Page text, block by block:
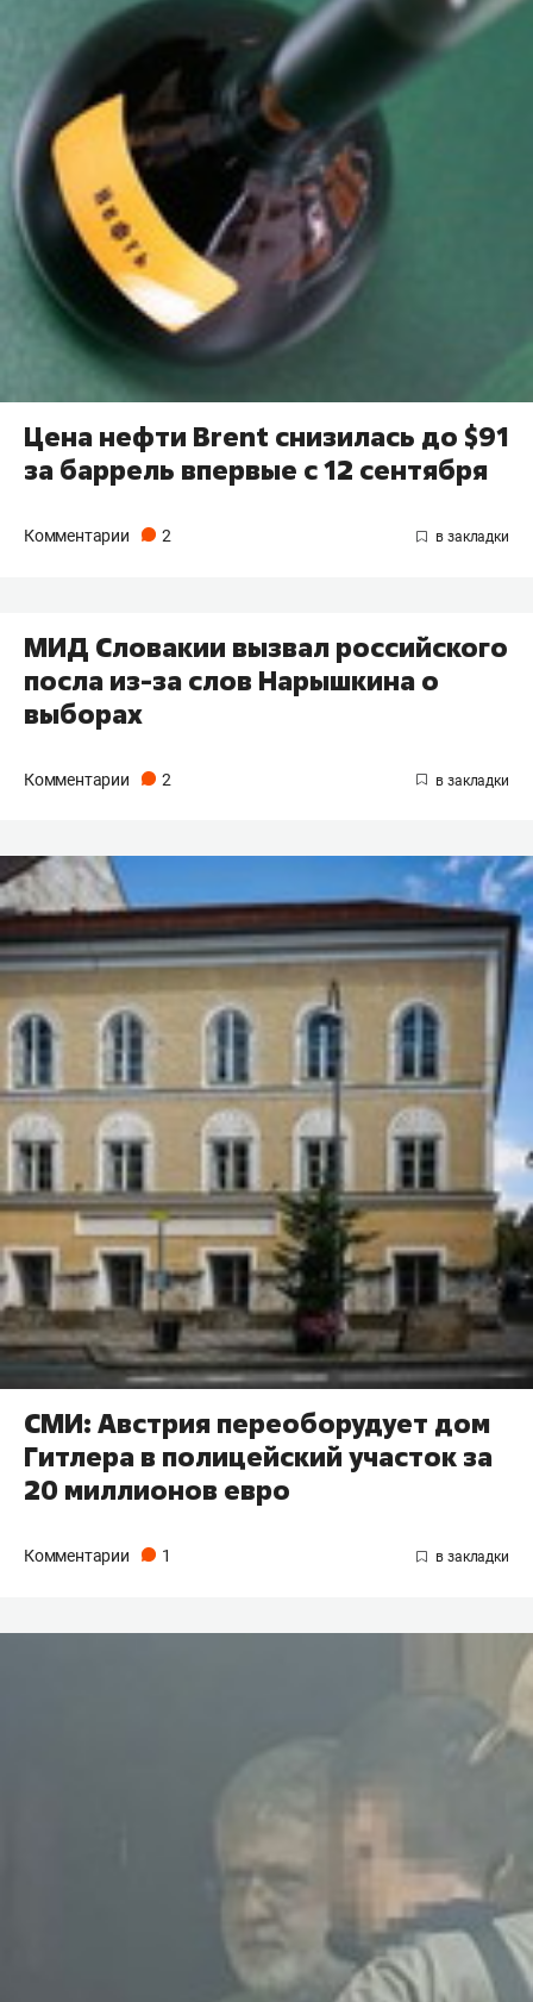
Цена нефти Brent снизилась до $91
за баррель впервые с 12 сентября
Комментарии 2
МИД Словакии вызвал российского
посла из-за слов Нарышкина о
выборах
Комментарии 2
СМИ: Австрия переоборудует дом
Гитлера в полицейский участок за
20 миллионов евро
Комментарии 1